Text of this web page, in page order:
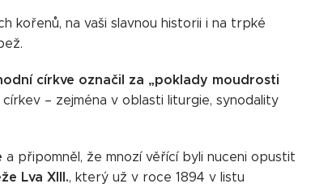
kořenů, na vaši slavnou historii i na trpké
církve označil za „poklady moudrosti
– zejména v oblasti liturgie, synodality
a připomněl, že mnozí věřící byli nuceni opustit
Lva XIII., který už v roce 1894 v listu